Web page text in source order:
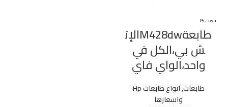
بيعت كل
طابعةM428dwالإت
ش بي،الكل في
واحد،الواي فاي
طابعات,
انواع طابعات Hp
واسعارها